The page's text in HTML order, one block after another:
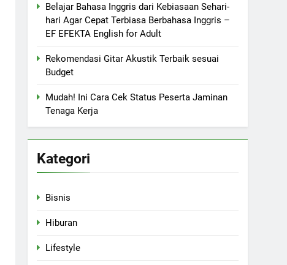
Belajar Bahasa Inggris dari Kebiasaan Sehari-
hari Agar Cepat Terbiasa Berbahasa Inggris –
EF EFEKTA English for Adult
Rekomendasi Gitar Akustik Terbaik sesuai
Budget
Mudah! Ini Cara Cek Status Peserta Jaminan
Tenaga Kerja
Kategori
Bisnis
Hiburan
Lifestyle